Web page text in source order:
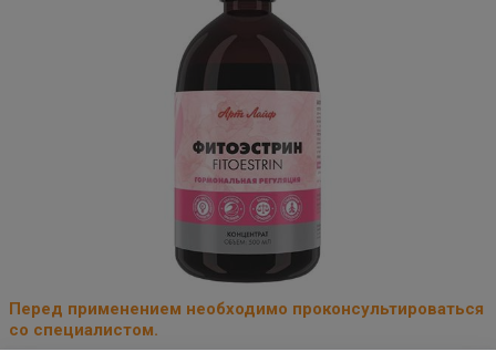
Перед применением необходимо проконсультироваться
со специалистом.